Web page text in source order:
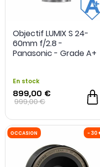
OCCASION
Objectif LUMIX S 24-
60mm f/2.8 -
Panasonic - Grade A+
En stock
899,00 €
999,00 €